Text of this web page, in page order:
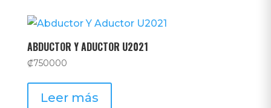
ABDUCTOR Y ADUCTOR U2021
₡750000
Leer más